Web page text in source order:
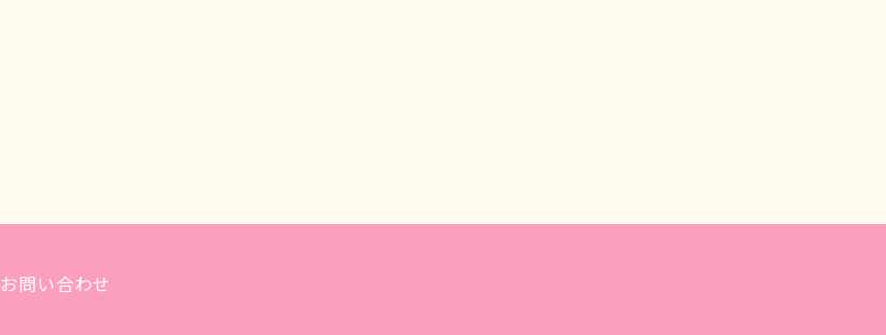
お問い合わせ